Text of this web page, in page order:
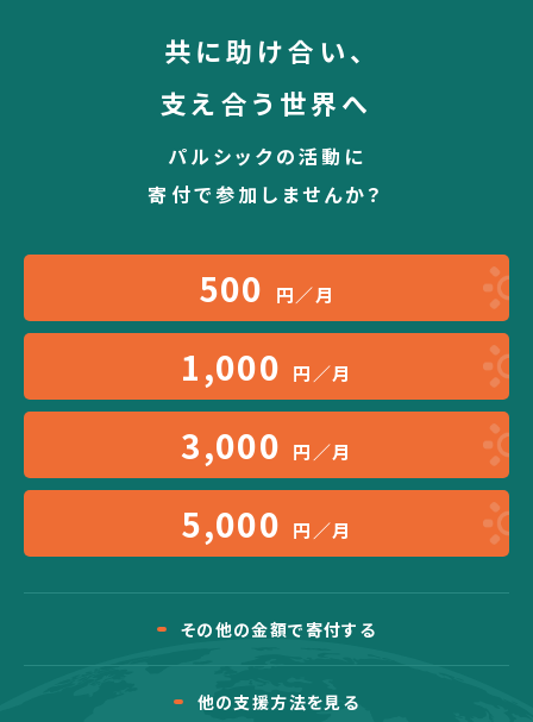
共に助け合い、
支え合う世界へ
パルシックの活動に
寄付で参加しませんか？
500 円／月
1,000 円／月
3,000 円／月
5,000 円／月
その他の金額で寄付する
他の支援方法を見る